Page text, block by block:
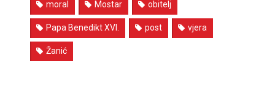
moral Mostar obitelj
Papa Benedikt XVI. post vjera
Žanić